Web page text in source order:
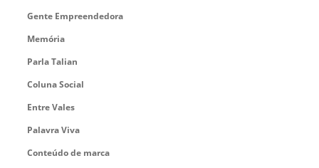
Gente Empreendedora
Memória
Parla Talian
Coluna Social
Entre Vales
Palavra Viva
Conteúdo de marca